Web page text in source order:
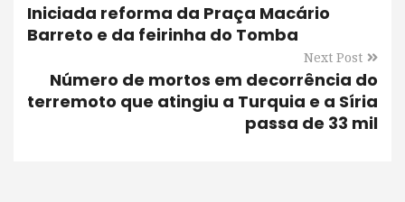
Iniciada reforma da Praça Macário
Barreto e da feirinha do Tomba
Next Post
Número de mortos em decorrência do
terremoto que atingiu a Turquia e a Síria
passa de 33 mil